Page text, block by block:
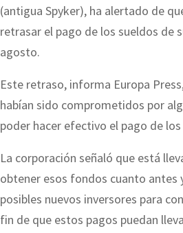
(antigua Spyker), ha alertado de
retrasar el pago de los sueldos de
agosto.
Este retraso, informa Europa
habían sido comprometidos por
poder hacer efectivo el pago de
La corporación señaló que está
obtener esos fondos cuanto antes
posibles nuevos inversores para
fin de que estos pagos puedan